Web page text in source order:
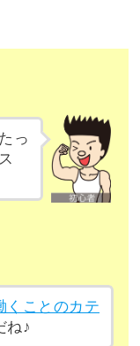
っ
くことのカテ
ね♪